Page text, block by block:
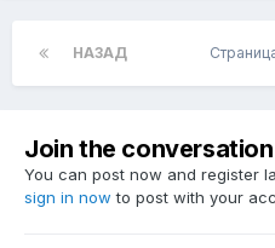
НАЗАД
Join the conversation
You can post now and register
sign in now to post with your